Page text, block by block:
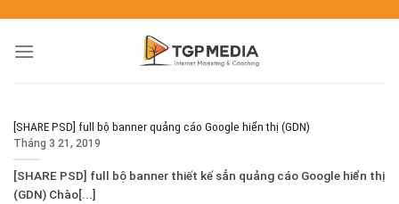
[SHARE PSD] full bộ banner quảng cáo Google hiển thị (GDN)
Tháng 3 21, 2019
[SHARE PSD] full bộ banner thiết kế sẳn quảng cáo Google hiển thị
(GDN) Chào[...]